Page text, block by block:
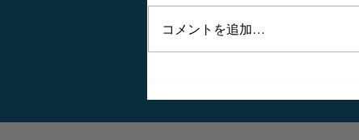
occupational therapy improve
activities of daily living function in
コメントを追加…